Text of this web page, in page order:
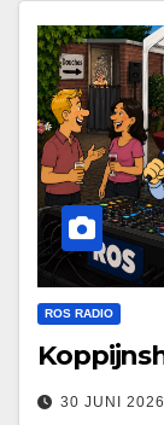
ROS RADIO
30 JUNI 2026